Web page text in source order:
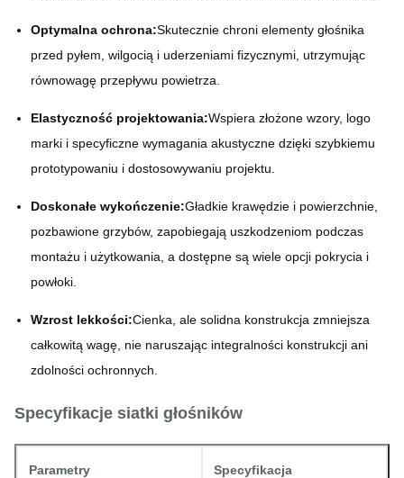
Optymalna ochrona:Skutecznie chroni elementy głośnika
przed pyłem, wilgocią i uderzeniami fizycznymi, utrzymując
równowagę przepływu powietrza.
Elastyczność projektowania:Wspiera złożone wzory, logo
marki i specyficzne wymagania akustyczne dzięki szybkiemu
prototypowaniu i dostosowywaniu projektu.
Doskonałe wykończenie:Gładkie krawędzie i powierzchnie,
pozbawione grzybów, zapobiegają uszkodzeniom podczas
montażu i użytkowania, a dostępne są wiele opcji pokrycia i
powłoki.
Wzrost lekkości:Cienka, ale solidna konstrukcja zmniejsza
całkowitą wagę, nie naruszając integralności konstrukcji ani
zdolności ochronnych.
Specyfikacje siatki głośników
Parametry Specyfikacja